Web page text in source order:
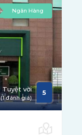
Ngân Hàng
Tuyệt vời
(1 đánh giá)
5